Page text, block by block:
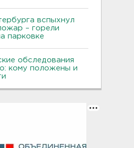
вспыхнул
– горели
парковке
обследования
кому положены и